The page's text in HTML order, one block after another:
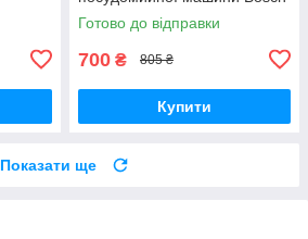
12021443
Готово до відправки
700 ₴ 805 ₴
Купити
Показати ще